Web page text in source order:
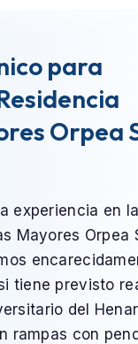
para
Orpea
experiencia en
Mayores Orpea
tiene previsto
del
rampas con